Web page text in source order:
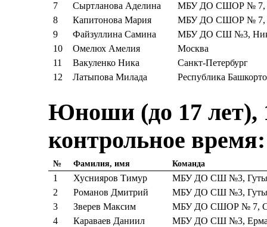
7
Сыртланова Аделина
МБУ ДО СШОР № 7,
8
Капитонова Мария
МБУ ДО СШОР № 7,
9
Файзуллина Самина
МБУ ДО СШ №3,
10
Омелюх Амелия
Москва
11
Вакуленко Ника
Санкт-Петербург
12
Латыпова Милада Республика
Юноши (до 17 лет),
контрольное
№ Фамилия, имя Команда
1 Хуснияров Тимур
МБУ ДО СШ №3,
2
Романов Дмитрий
МБУ ДО СШ №3,
3
Зверев Максим
МБУ ДО СШОР № 7,
4
Караваев Даниил
МБУ ДО СШ №3,